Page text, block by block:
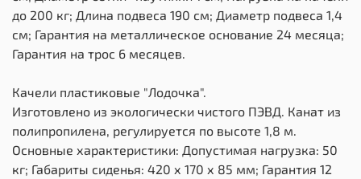
до 200 кг; Длина подвеса 190 см; Диаметр подвеса 1,4
см; Гарантия на металлическое основание 24 месяца;
Гарантия на трос 6 месяцев.
Качели пластиковые "Лодочка".
Изготовлено из экологически чистого ПЭВД. Канат из
полипропилена, регулируется по высоте 1,8 м.
Основные характеристики: Допустимая нагрузка: 50
кг; Габариты сиденья: 420 х 170 х 85 мм; Гарантия 12